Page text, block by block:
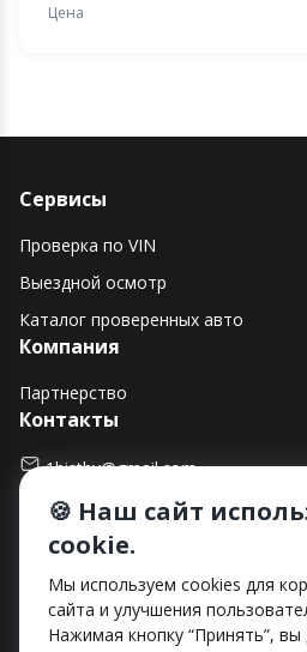
Цена
Сервисы
Проверка по VIN
Выездной осмотр
Каталог проверенных авто
Компания
Партнерство
Контакты
1histby@gmail.com
+375 (29) 182-90-00
г. Минск, ул. Макаенка, д. 12Е,
Способы оплаты
🍪 Наш сайт
cookie.
Мы используем cookies для
сайта и улучшения
Нажимая кнопку “Принять”, вы